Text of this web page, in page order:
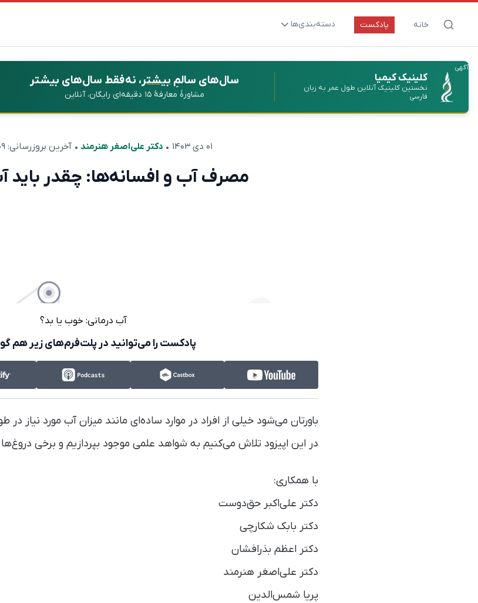
خانه پادکست دسته‌بندی‌ها
ارتقای سلامت و طول عمر
بیماری‌ها و پاتوژن‌ها
تغذیه و مکمل‌ها
آگهی
کلینیک کیمیا
نخستین کلینیک آنلاین طول عمر به زبان
فارسی
سال‌های سالمِبیشتر، نه فقط سال‌های بیشتر
مشاورهٔ معارفهٔ ۱۵ دقیقه‌ای رایگان، آنلاین
۰۱ دی ۱۴۰۳ •دکتر علی‌اصغر هنرمند • آخرین بروزرسانی:۰۹
مصرف آب و افسانه‌ها: چقدر باید
آب درمانی: خوب یا بد؟
پادکست را می‌توانید در پلت‌فرم‌های زیر هم
باورتان می‌شود خیلی از افراد در موارد ساده‌ای مانند میزان آب مورد نیاز
در این اپیزود تلاش می‌کنیم به شواهد علمی موجود بپردازیم و برخی
با همکاری:
دکتر علی‌اکبر حق‌دوست
دکتر بابک شکارچی
دکتر اعظم بذرافشان
دکتر علی‌اصغر هنرمند
پریا شمس‌الدین